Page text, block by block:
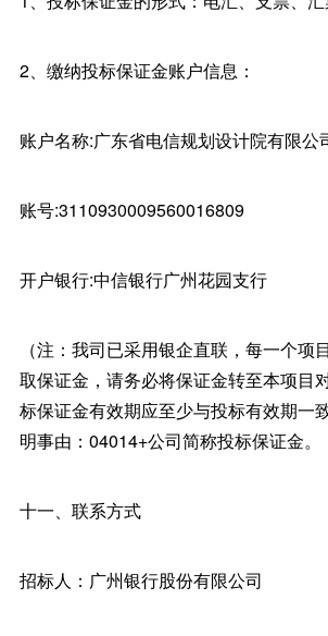
2、缴纳投标保证金账户信息：
账户名称:广东省电信规划设计院有限公
账号:3110930009560016809
开户银行:中信银行广州花园支行
（注：我司已采用银企直联，每一个项
取保证金，请务必将保证金转至本项目
标保证金有效期应至少与投标有效期一
明事由：04014+公司简称投标保证金。
十一、联系方式
招标人：广州银行股份有限公司